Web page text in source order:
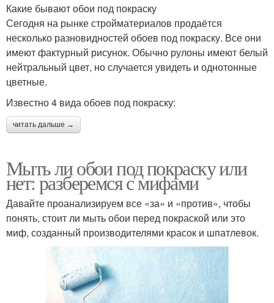
Какие бывают обои под покраску
Сегодня на рынке стройматериалов продаётся
несколько разновидностей обоев под покраску. Все они
имеют фактурный рисунок. Обычно рулоны имеют белый
нейтральный цвет, но случается увидеть и однотонные
цветные.
Известно 4 вида обоев под покраску:
читать дальше →
Мыть ли обои под покраску или
нет: разберемся с мифами
Давайте проанализируем все «за» и «против», чтобы
понять, стоит ли мыть обои перед покраской или это
миф, созданный производителями красок и шпатлевок.